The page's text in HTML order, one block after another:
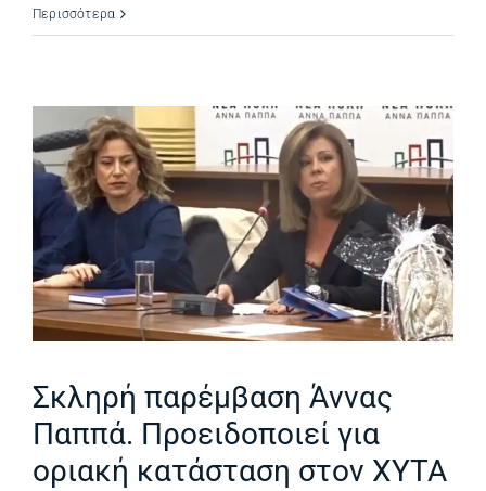
Περισσότερα
Σκληρή παρέμβαση Άννας
Παππά. Προειδοποιεί για
οριακή κατάσταση στον ΧΥΤΑ